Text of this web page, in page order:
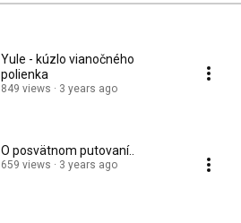
Yule - kúzlo vianočného
polienka
849 views 3 years ago
O posvätnom putovaní..
659 views 3 years ago